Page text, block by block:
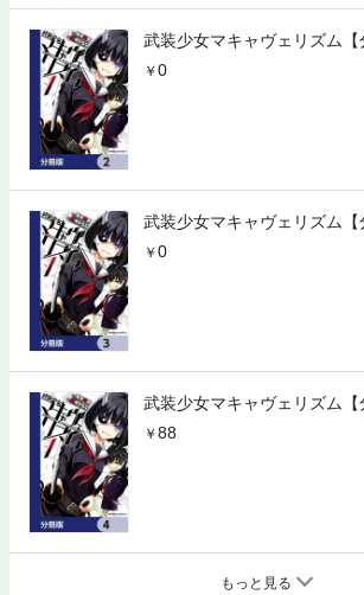
武装少女マキャヴェリズム
0
武装少女マキャヴェリズム
0
武装少女マキャヴェリズム
88
もっと見る